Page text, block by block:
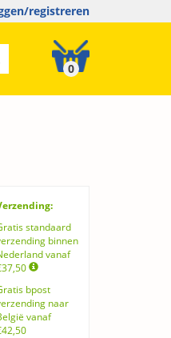
registreren
0
standaard
binnen
vanaf
bpost
naar
vanaf